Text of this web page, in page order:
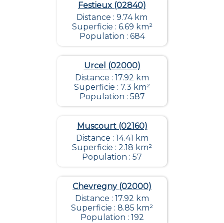
Festieux (02840)
Distance : 9.74 km
Superficie : 6.69 km²
Population : 684
Urcel (02000)
Distance : 17.92 km
Superficie : 7.3 km²
Population : 587
Muscourt (02160)
Distance : 14.41 km
Superficie : 2.18 km²
Population : 57
Chevregny (02000)
Distance : 17.92 km
Superficie : 8.85 km²
Population : 192